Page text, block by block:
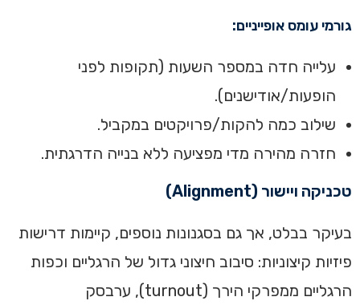
גורמי עומס אופייניים:
עלייה חדה במספר השעות (תקופות לפני
הופעות/אודישנים).
שילוב כמה להקות/פרויקטים במקביל.
חזרה מהירה מדי מפציעה ללא בנייה הדרגתית.
טכניקה ויישור (Alignment)
בעיקר בבלט, אך גם בסגנונות נוספים, קיימות דרישות
פיזיות קיצוניות: סיבוב חיצוני גדול של הרגליים וכפות
הרגליים ממפרקי הירך (turnout), ערבסק